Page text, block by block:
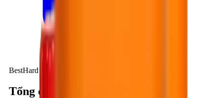
BestHard LS110
Tổng quan kỹ thuật